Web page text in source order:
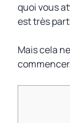
quoi vous
est très
Mais cela